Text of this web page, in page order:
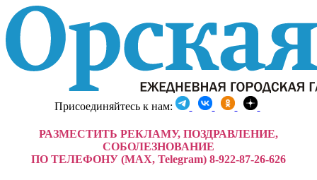
Присоединяйтесь к нам:
РАЗМЕСТИТЬ РЕКЛАМУ, ПОЗДРАВЛЕНИЕ,
СОБОЛЕЗНОВАНИЕ
ПО ТЕЛЕФОНУ (MAX, Telegram) 8-922-87-26-626